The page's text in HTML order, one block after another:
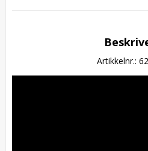
Artikkelnr.: